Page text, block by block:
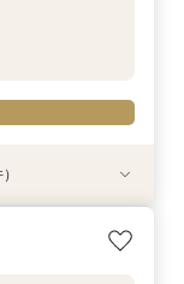
会場同時見学
わり◎】憧れチャ
】当館で一番お
ペットOK】大切
シェフ厳選！特
心】全館見学＆